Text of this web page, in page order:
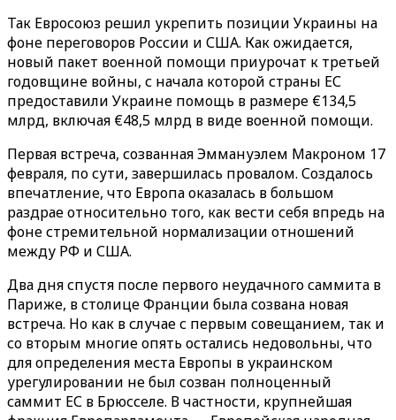
Так Евросоюз решил укрепить позиции Украины на
фоне переговоров России и США. Как ожидается,
новый пакет военной помощи приурочат к третьей
годовщине войны, с начала которой страны ЕС
предоставили Украине помощь в размере €134,5
млрд, включая €48,5 млрд в виде военной помощи.
Первая встреча, созванная Эммануэлем Макроном 17
февраля, по сути, завершилась провалом. Создалось
впечатление, что Европа оказалась в большом
раздрае относительно того, как вести себя впредь на
фоне стремительной нормализации отношений
между РФ и США.
Два дня спустя после первого неудачного саммита в
Париже, в столице Франции была созвана новая
встреча. Но как в случае с первым совещанием, так и
со вторым многие опять остались недовольны, что
для определения места Европы в украинском
урегулировании не был созван полноценный
саммит ЕС в Брюсселе. В частности, крупнейшая